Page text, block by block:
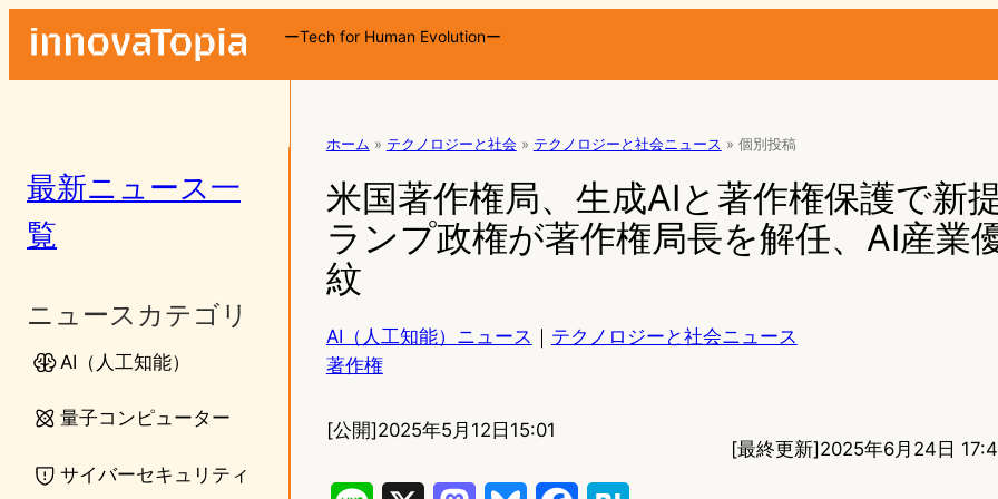
ーTech for Human Evolutionー
最新ニュース一
覧
ニュースカテゴリ
AI（人工知能）
量子コンピューター
サイバーセキュリティ
ホーム » テクノロジーと社会 » テクノロジーと社会ニュース » 個別投稿
米国著作権局、生成AIと著作権保護で新
ランプ政権が著作権局長を解任、AI産業
紋
AI（人工知能）ニュース ｜ テクノロジーと社会ニュース
著作権
[公開]2025年5月12日15:01
[最終更新]2025年6月24日